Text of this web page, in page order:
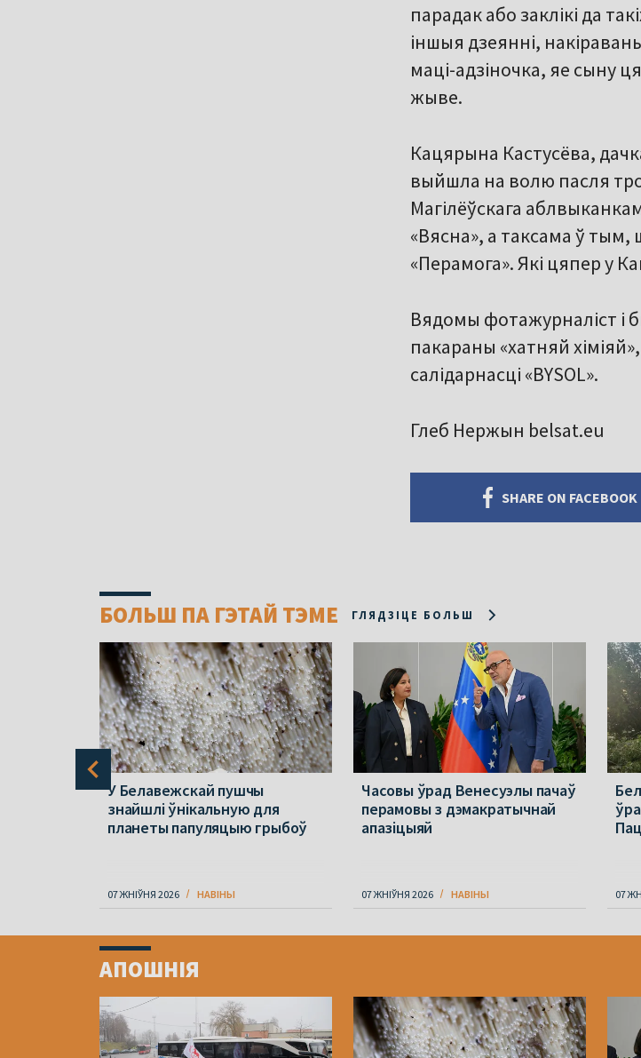
парадак або заклікі да
іншыя дзеянні,
маці-адзіночка, яе сыну
жыве.
Кацярына Кастусёва,
выйшла на волю пасля
Магілёўскага
«Вясна», а таксама ў тым,
«Перамога». Які цяпер у
Вядомы фотажурналіст і
пакараны «хатняй
салідарнасці «BYSOL».
Глеб Нержын belsat.eu
SHARE ON FACEBOOK
БОЛЬШ ПА ГЭТАЙ ТЭМЕ ГЛЯДЗІЦЕ БОЛЬШ
У Белавежскай пушчы
знайшлі ўнікальную для
планеты папуляцыю грыбоў
07 ЖНІЎНЯ 2026 НАВІНЫ
Часовы ўрад Венесуэлы пачаў
перамовы з дэмакратычнай
апазіцыяй
07 ЖНІЎНЯ 2026 НАВІНЫ 07
ofАПОШНІЯ